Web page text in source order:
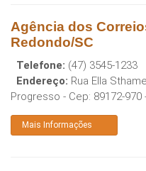
Agência dos
Redondo/SC
Telefone: (47) 3545-1233
Endereço: Rua Ella
Progresso - Cep: 89172-970
Mais Informações